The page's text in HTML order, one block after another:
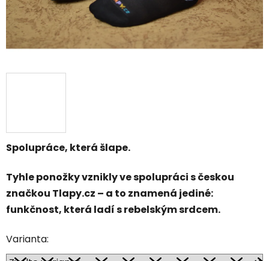
Spolupráce, která šlape.
Tyhle ponožky vznikly ve spolupráci s českou
značkou Tlapy.cz – a to znamená jediné:
funkčnost, která ladí s rebelským srdcem.
Varianta: